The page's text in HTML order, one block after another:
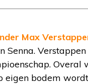
Max
Senna.
Overal
bodem